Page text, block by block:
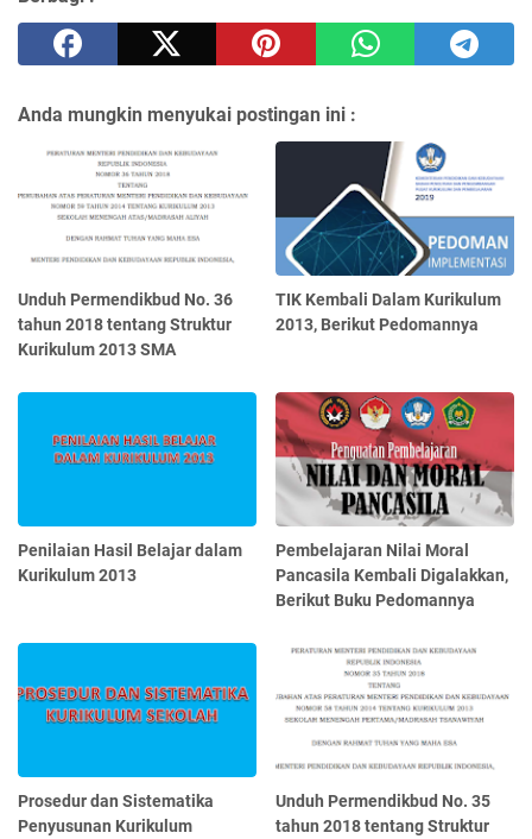
Anda mungkin menyukai postingan ini :
Unduh Permendikbud No. 36
tahun 2018 tentang Struktur
Kurikulum 2013 SMA
TIK Kembali Dalam Kurikulum
2013, Berikut Pedomannya
Penilaian Hasil Belajar dalam
Kurikulum 2013
Pembelajaran Nilai Moral
Pancasila Kembali Digalakkan,
Berikut Buku Pedomannya
Prosedur dan Sistematika
Penyusunan Kurikulum
Unduh Permendikbud No. 35
tahun 2018 tentang Struktur